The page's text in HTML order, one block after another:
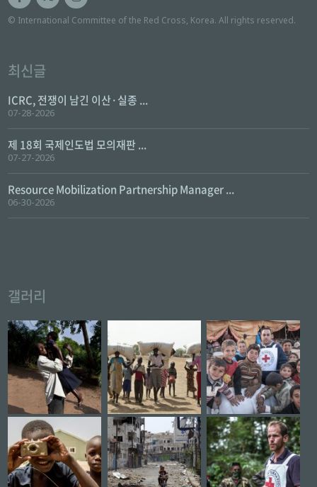
© International Committee of the Red Cross, Korea. All rights reserved.
최신글
ICRC, 전쟁이 남긴 이산·실종 ...
07-28-2026
제 18회 국제인도법 모의재판 ...
07-27-2026
Resource Mobilization Partnership Manager ...
06-30-2026
갤러리